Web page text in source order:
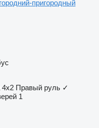
пригородный
4x2 Правый руль ✓
1